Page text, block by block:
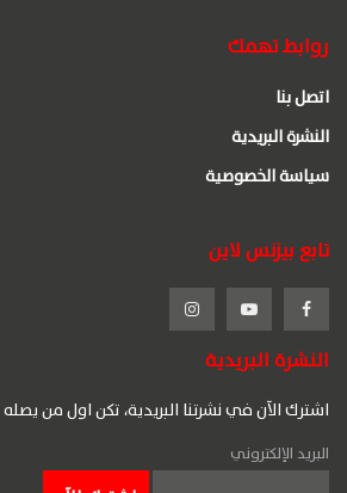
روابط تهمك
اتصل بنا
النشرة البريدية
سياسة الخصوصية
تابع بيزنس لاين
النشرة البريدية
اشترك الآن في نشرتنا البريدية، تكن اول من
البريد الإلكتروني